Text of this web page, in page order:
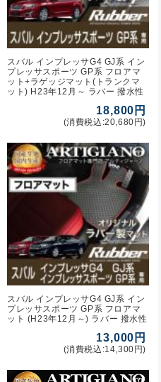
スバル インプレッサG4 GJ系 イン
プレッサスポーツ GP系 フロアマ
ット+ラゲッジマット(トランクマ
ット) H23年12月～ ラバー 撥水性
18,800円
(消費税込:20,680円)
スバル インプレッサG4 GJ系 イン
プレッサスポーツ GP系 フロアマ
ット (H23年12月～) ラバー 撥水性
13,000円
(消費税込:14,300円)